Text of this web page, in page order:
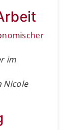
im
Nicole